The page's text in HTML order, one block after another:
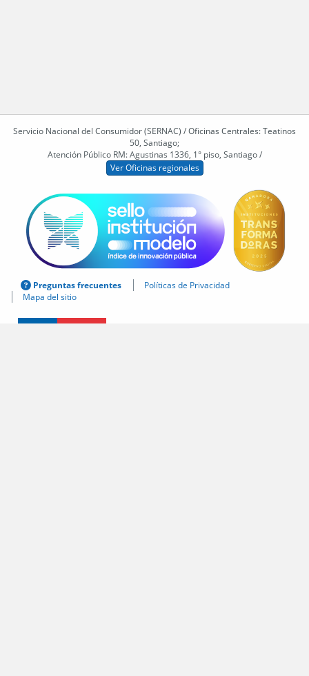
Servicio Nacional del Consumidor (SERNAC) / Oficinas Centrales: Teatinos
50, Santiago;
Atención Público RM: Agustinas 1336, 1° piso, Santiago /
Ver Oficinas regionales
Preguntas frecuentes
Políticas de Privacidad
Mapa del sitio